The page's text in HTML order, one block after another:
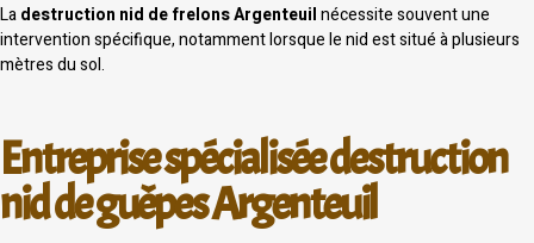
Ladestruction nid de frelons Argenteuilnécessite souvent une
intervention spécifique, notamment lorsque le nid est situé à plusieurs
mètres du sol.
Entreprise spécialisée destruction
nid de guêpes Argenteuil